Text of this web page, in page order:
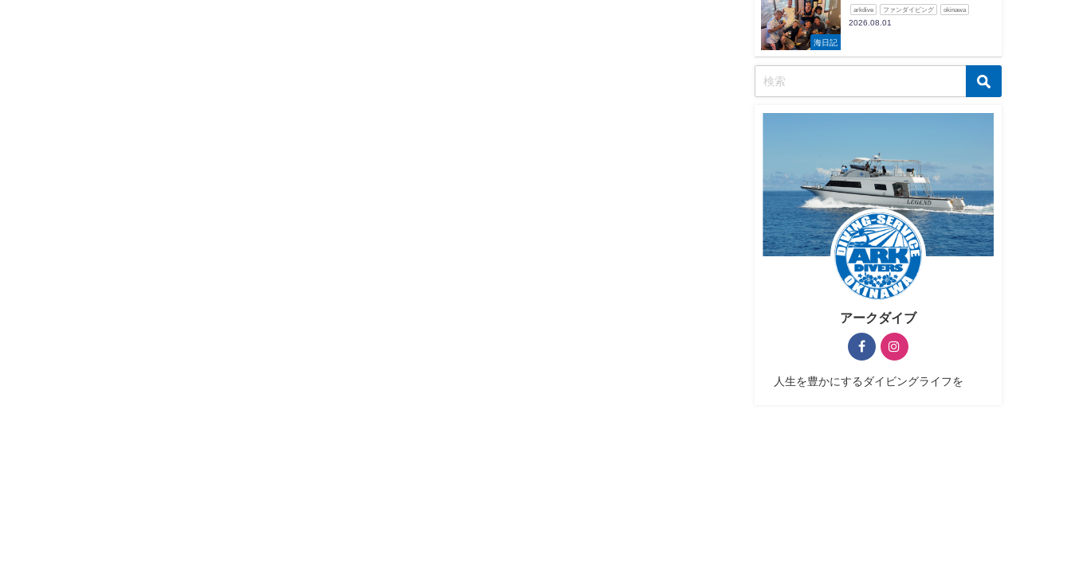
海日記
arkdive ファンダイビング okinawa
2026.08.01
アークダイブ
人生を豊かにするダイビングライフを